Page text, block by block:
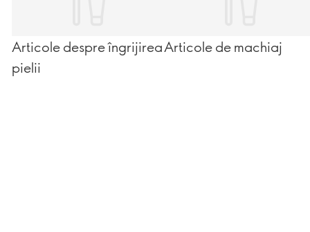
Articole despre îngrijirea
pielii
Articole de machiaj